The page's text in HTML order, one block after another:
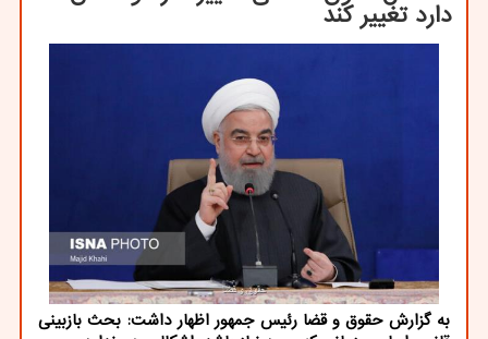
دارد تغییر كند
به گزارش حقوق و قضا رئیس جمهور اظهار داشت: بحث بازبینی